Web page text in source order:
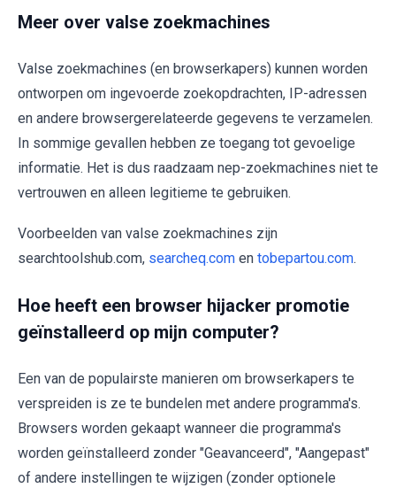
Meer over valse zoekmachines
Valse zoekmachines (en browserkapers) kunnen worden
ontworpen om ingevoerde zoekopdrachten, IP-adressen
en andere browsergerelateerde gegevens te verzamelen.
In sommige gevallen hebben ze toegang tot gevoelige
informatie. Het is dus raadzaam nep-zoekmachines niet te
vertrouwen en alleen legitieme te gebruiken.
Voorbeelden van valse zoekmachines zijn
searchtoolshub.com, searcheq.com en tobepartou.com.
Hoe heeft een browser hijacker promotie
geïnstalleerd op mijn computer?
Een van de populairste manieren om browserkapers te
verspreiden is ze te bundelen met andere programma's.
Browsers worden gekaapt wanneer die programma's
worden geïnstalleerd zonder "Geavanceerd", "Aangepast"
of andere instellingen te wijzigen (zonder optionele